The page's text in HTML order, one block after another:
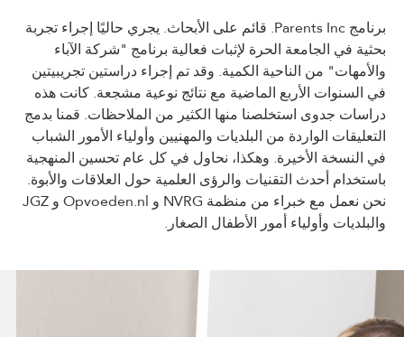
برنامج Parents Inc. قائم على الأبحاث. يجري حاليًا إجراء تجربة
بحثية في الجامعة الحرة لإثبات فعالية برنامج "شركة الآباء
والأمهات" من الناحية الكمية. وقد تم إجراء دراستين تجريبيتين
في السنوات الأربع الماضية مع نتائج نوعية مشجعة. كانت هذه
دراسات جدوى استخلصنا منها الكثير من الملاحظات. قمنا بدمج
التعليقات الواردة من البلديات والمهنيين وأولياء الأمور الشباب
في النسخة الأخيرة. وهكذا، نحاول في كل عام تحسين المنهجية
باستخدام أحدث التقنيات والرؤى العلمية حول العلاقات والأبوة.
نحن نعمل مع خبراء من منظمة NVRG و Opvoeden.nl و JGZ
والبلديات وأولياء أمور الأطفال الصغار.